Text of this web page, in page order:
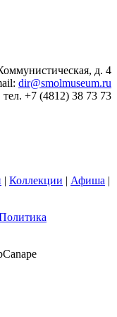
д. 4
dir@smolmuseum.ru
тел. +7 (4812) 38 73 73
| Коллекции | Афиша |